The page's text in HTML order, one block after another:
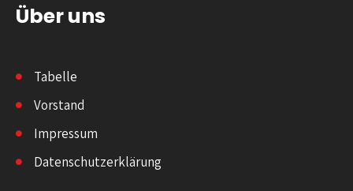
Über uns
Tabelle
Vorstand
Impressum
Datenschutzerklärung